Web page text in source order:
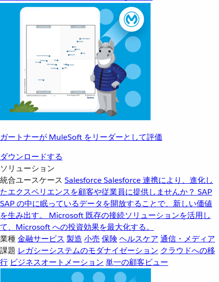
ガートナーが MuleSoft をリーダーとして評価
ダウンロードする
ソリューション
統合ユースケース SalesforceSalesforce 連携により、進化し
たエクスペリエンスを顧客や従業員に提供しませんか？ SAP
SAP の中に眠っているデータを開放することで、新しい価値
を生み出す。
Microsoft 既存の接続ソリューションを活用し
て、Microsoft への投資効果を最大化する。
業種金融サービス 製造 小売 保険 ヘルスケア 通信・メディア
課題 レガシーシステムのモダナイゼーション クラウドへの移
行 ビジネスオートメーション 単一の顧客ビュー